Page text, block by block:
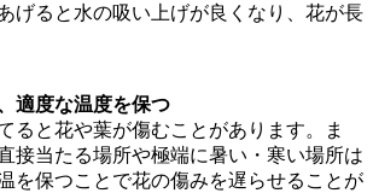
げると水の吸い上げが良くなり、花が長
適度な温度を保つ
ると花や葉が傷むことがあります。ま
接当たる場所や極端に暑い・寒い場所は
を保つことで花の傷みを遅らせることが